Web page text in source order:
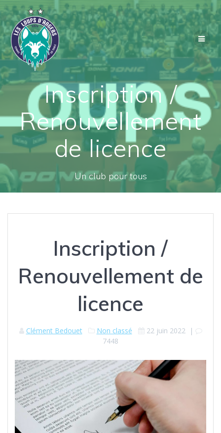
Passer
au
contenu
Inscription /
Renouvellement
de licence
Un club pour tous
Inscription /
Renouvellement de
licence
Clément Bedouet Non classé 22 juin 2022|
7448